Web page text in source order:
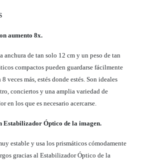
aumento 8x.
anchura de tan solo 12 cm y un peso de tan
compactos pueden guardarse fácilmente
veces más, estés donde estés. Son ideales
conciertos y una amplia variedad de
en los que es necesario acercarse.
Estabilizador Óptico de la imagen.
estable y usa los prismáticos cómodamente
gracias al Estabilizador Óptico de la